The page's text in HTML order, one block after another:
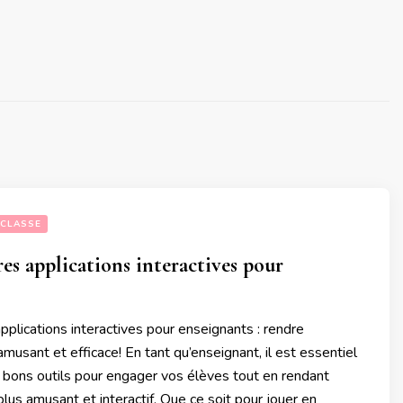
applications interactives pour
interactives pour enseignants : rendre
et efficace! En tant qu’enseignant, il est essentiel
outils pour engager vos élèves tout en rendant